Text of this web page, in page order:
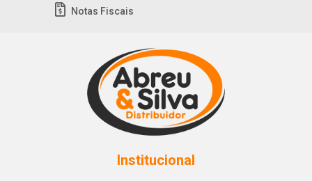
Notas Fiscais
Institucional